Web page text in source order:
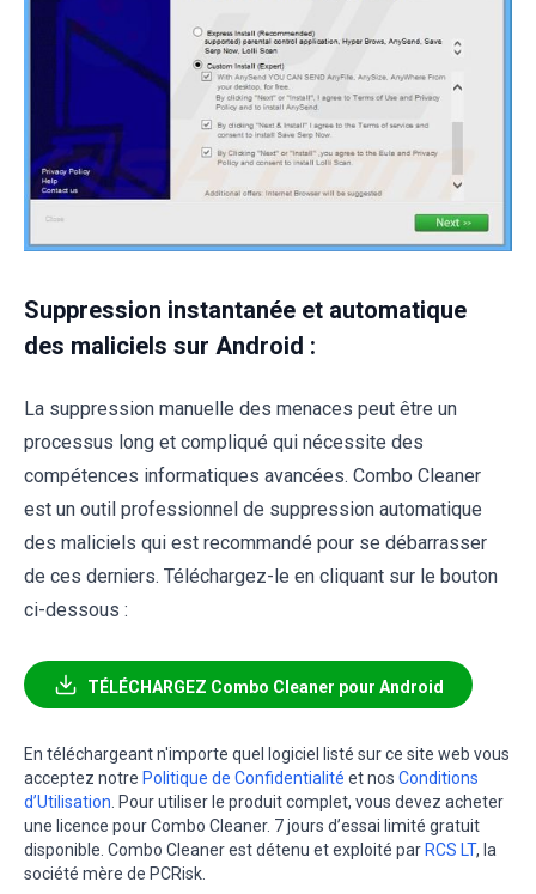
Suppression instantanée et automatique
des maliciels sur Android :
La suppression manuelle des menaces peut être un
processus long et compliqué qui nécessite des
compétences informatiques avancées. Combo Cleaner
est un outil professionnel de suppression automatique
des maliciels qui est recommandé pour se débarrasser
de ces derniers. Téléchargez-le en cliquant sur le bouton
ci-dessous :
TÉLÉCHARGEZ Combo Cleaner pour Android
En téléchargeant n'importe quel logiciel listé sur ce site web vous
acceptez notre Politique de Confidentialité et nos Conditions
d’Utilisation. Pour utiliser le produit complet, vous devez acheter
une licence pour Combo Cleaner. 7 jours d’essai limité gratuit
disponible. Combo Cleaner est détenu et exploité par RCS LT, la
société mère de PCRisk.